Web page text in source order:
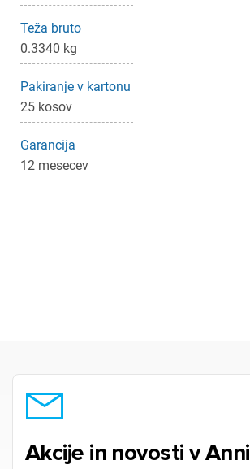
Teža bruto
0.3340 kg
Pakiranje v kartonu
25 kosov
Garancija
12 mesecev
Akcije in novosti v Anni